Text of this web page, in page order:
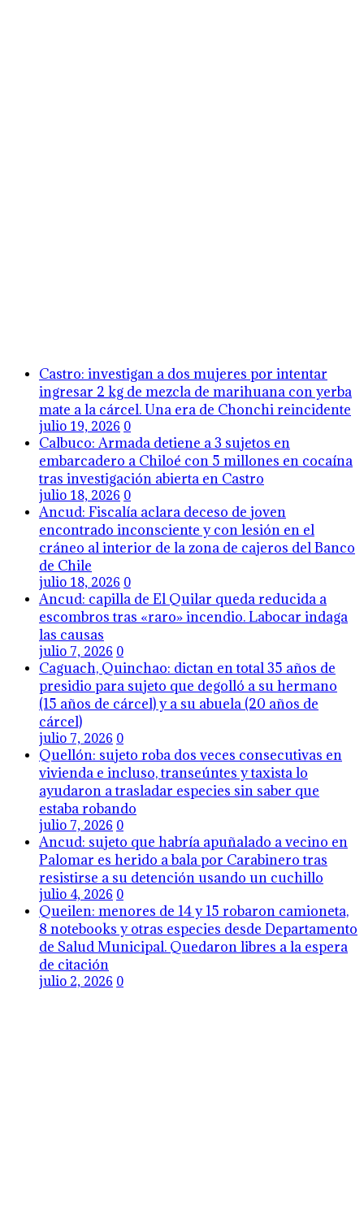
Castro: investigan a dos mujeres por intentar
ingresar 2 kg de mezcla de marihuana con yerba
mate a la cárcel. Una era de Chonchi reincidente
julio 19, 2026 0
Calbuco: Armada detiene a 3 sujetos en
embarcadero a Chiloé con 5 millones en cocaína
tras investigación abierta en Castro
julio 18, 2026 0
Ancud: Fiscalía aclara deceso de joven
encontrado inconsciente y con lesión en el
cráneo al interior de la zona de cajeros del Banco
de Chile
julio 18, 2026 0
Ancud: capilla de El Quilar queda reducida a
escombros tras «raro» incendio. Labocar indaga
las causas
julio 7, 2026 0
Caguach, Quinchao: dictan en total 35 años de
presidio para sujeto que degolló a su hermano
(15 años de cárcel) y a su abuela (20 años de
cárcel)
julio 7, 2026 0
Quellón: sujeto roba dos veces consecutivas en
vivienda e incluso, transeúntes y taxista lo
ayudaron a trasladar especies sin saber que
estaba robando
julio 7, 2026 0
Ancud: sujeto que habría apuñalado a vecino en
Palomar es herido a bala por Carabinero tras
resistirse a su detención usando un cuchillo
julio 4, 2026 0
Queilen: menores de 14 y 15 robaron camioneta,
8 notebooks y otras especies desde Departamento
de Salud Municipal. Quedaron libres a la espera
de citación
julio 2, 2026 0